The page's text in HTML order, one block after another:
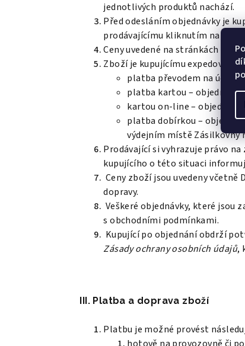
jednotlivých produktů nachází.
Před odesláním objednávky je
prodávajícímu kliknutím na
Ceny uvedené na stránkách e-
Zboží je kupujícímu
platba převodem na účet
platba kartou – objednané
kartou on-line – objednané
platba dobírkou –
výdejním místě Zásilkovny
Prodávající si vyhrazuje právo
kupujícího o této situaci
Ceny zboží jsou uvedeny včetně
dopravy.
Veškeré objednávky, které
s obchodními podmínkami.
Kupující po objednání obdrží
Zásady ochrany osobních údajů,
III. Platba a doprava zboží
Platbu je možné provést